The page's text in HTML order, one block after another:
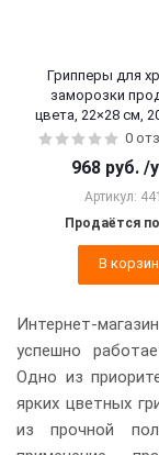
Грипперы для
заморозки
цвета, 22×28 см,
0
968 руб. /
Артикул:
Продаётся
В
Интернет-
успешно
Одно из
ярких цветных
из прочной